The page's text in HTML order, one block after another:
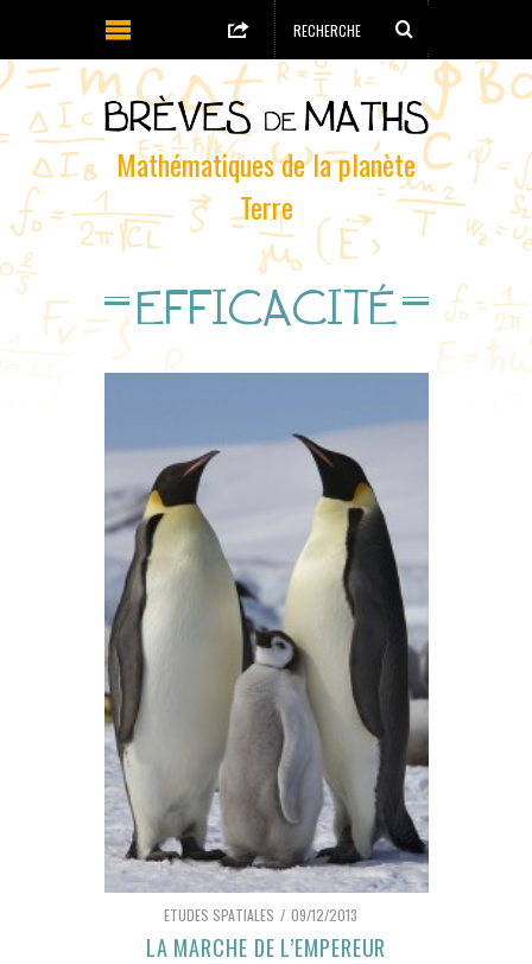
Mathématiques de la planète
Terre
EFFICACITÉ
ETUDES SPATIALES 09/12/2013
LA MARCHE DE L’EMPEREUR